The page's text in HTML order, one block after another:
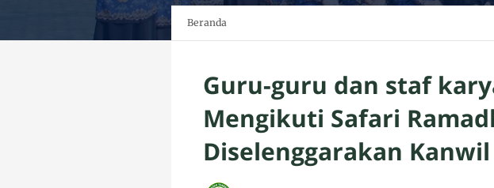
Beranda
Guru-guru dan staf
Mengikuti Safari
Diselenggarakan Kanwil